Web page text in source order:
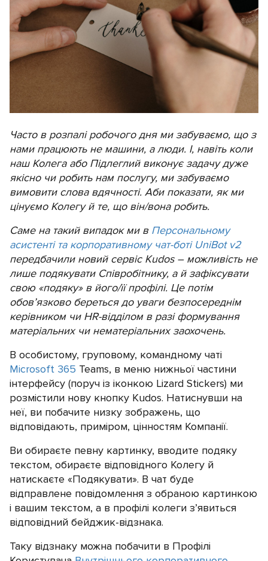
Часто в розпалі робочого дня ми забуваємо, що з
нами працюють не машини, а люди. І, навіть коли
наш Колега або Підлеглий виконує задачу дуже
якісно чи робить нам послугу, ми забуваємо
вимовити слова вдячності. Аби показати, як ми
цінуємо Колегу й те, що він/вона робить.
Саме на такий випадок ми в Персональному
асистенті та корпоративному чат-боті UniBot v2
передбачили новий сервіс Kudos – можливість не
лише подякувати Співробітнику, а й зафіксувати
свою «подяку» в його/її профілі. Це потім
обов’язково береться до уваги безпосереднім
керівником чи HR-відділом в разі формування
матеріальних чи нематеріальних заохочень.
В особистому, груповому, командному чаті
Microsoft 365 Teams, в меню нижньої частини
інтерфейсу (поруч із іконкою Lizard Stickers) ми
розмістили нову кнопку Kudos. Натиснувши на
неї, ви побачите низку зображень, що
відповідають, приміром, цінностям Компанії.
Ви обираєте певну картинку, вводите подяку
текстом, обираєте відповідного Колегу й
натискаєте «Подякувати». В чат буде
відправлене повідомлення з обраною картинкою
і вашим текстом, а в профілі колеги з’явиться
відповідний бейджик-відзнака.
Таку відзнаку можна побачити в Профілі